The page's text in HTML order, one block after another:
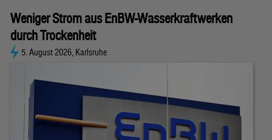
Weniger Strom aus EnBW-Wasserkraftwerken
durch Trockenheit
5. August 2026, Karlsruhe